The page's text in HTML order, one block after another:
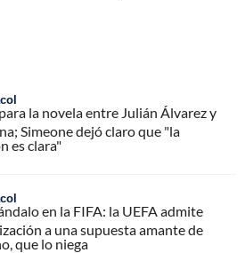
la novela entre Julián Álvarez y
Simeone dejó claro que "la
es clara"
en la FIFA: la UEFA admite
a una supuesta amante de
que lo niega